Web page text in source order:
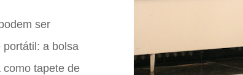
ser
a bolsa
tapete de